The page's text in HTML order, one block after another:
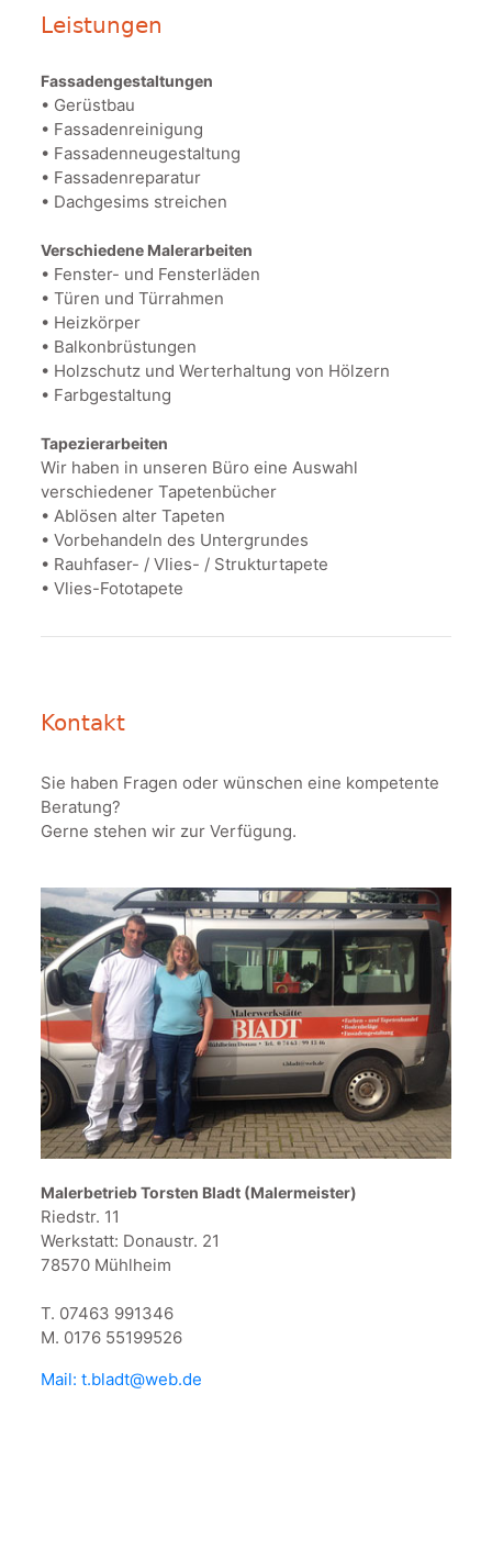
Leistungen
Fassadengestaltungen
• Gerüstbau
• Fassadenreinigung
• Fassadenneugestaltung
• Fassadenreparatur
• Dachgesims streichen
Verschiedene Malerarbeiten
• Fenster- und Fensterläden
• Türen und Türrahmen
• Heizkörper
• Balkonbrüstungen
• Holzschutz und Werterhaltung von Hölzern
• Farbgestaltung
Tapezierarbeiten
Wir haben in unseren Büro eine Auswahl
verschiedener Tapetenbücher
• Ablösen alter Tapeten
• Vorbehandeln des Untergrundes
• Rauhfaser- / Vlies- / Strukturtapete
• Vlies-Fototapete
Kontakt
Sie haben Fragen oder wünschen eine kompetente
Beratung?
Gerne stehen wir zur Verfügung.
Malerbetrieb Torsten Bladt (Malermeister)
Riedstr. 11
Werkstatt: Donaustr. 21
78570 Mühlheim
T. 07463 991346
M. 0176 55199526
Mail:t.bladt@web.de